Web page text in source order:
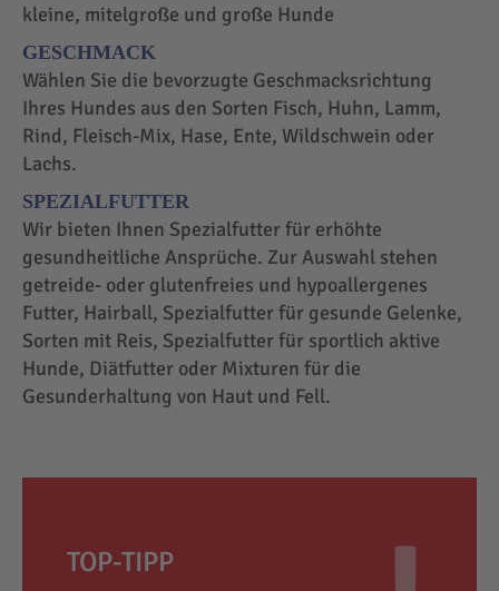
kleine, mitelgroße und große Hunde
GESCHMACK
Wählen Sie die bevorzugte Geschmacksrichtung
Ihres Hundes aus den Sorten Fisch, Huhn, Lamm,
Rind, Fleisch-Mix, Hase, Ente, Wildschwein oder
Lachs.
SPEZIALFUTTER
Wir bieten Ihnen Spezialfutter für erhöhte
gesundheitliche Ansprüche. Zur Auswahl stehen
getreide- oder glutenfreies und hypoallergenes
Futter, Hairball, Spezialfutter für gesunde Gelenke,
Sorten mit Reis, Spezialfutter für sportlich aktive
Hunde, Diätfutter oder Mixturen für die
Gesunderhaltung von Haut und Fell.
TOP-TIPP